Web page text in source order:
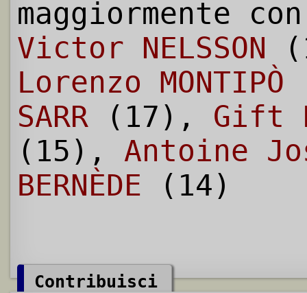
maggiormente
Victor NELSSON
Lorenzo MONTIPÒ
SARR (17), Gift
(15), Antoine
BERNÈDE (14)
Contribuisci